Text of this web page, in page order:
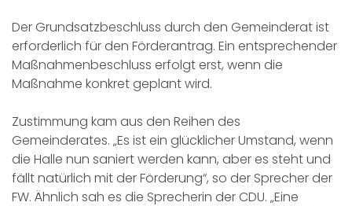
Der Grundsatzbeschluss durch den Gemeinderat ist
erforderlich für den Förderantrag. Ein entsprechender
Maßnahmenbeschluss erfolgt erst, wenn die
Maßnahme konkret geplant wird.
Zustimmung kam aus den Reihen des
Gemeinderates. „Es ist ein glücklicher Umstand, wenn
die Halle nun saniert werden kann, aber es steht und
fällt natürlich mit der Förderung“, so der Sprecher der
FW. Ähnlich sah es die Sprecherin der CDU. „Eine